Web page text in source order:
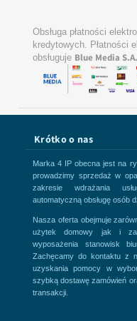
Obsługa płatności
kredytowych. Płatności
obsługuje Blue Media S.A.
Krótko o nas
Marka 4 IP obecna jest na
prowadzimy sprzedaż w
zakresie wdrażania
automatyczną obsługę osób
Nasza oferta obejmuje
użytek domowy jak i
wyposażenia stanowisk
Zachęcamy do kontaktu z
uzyskania pomocy w
szybką dostawę zamówień
transakcji.